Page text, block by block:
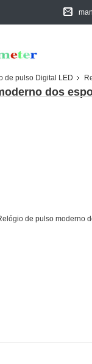
de pulso Digital LED
dos